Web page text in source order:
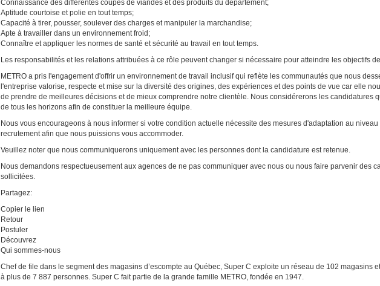
Connaissance des différentes coupes de viandes et des produits du département;
Aptitude courtoise et polie en tout temps;
Capacité à tirer, pousser, soulever des charges et manipuler la marchandise;
Apte à travailler dans un environnement froid;
Connaître et appliquer les normes de santé et sécurité au travail en tout temps.
Les responsabilités et les relations attribuées à ce rôle peuvent changer si nécessaire pour atteindre les objectifs de
METRO a pris l'engagement d'offrir un environnement de travail inclusif qui reflète les communautés que nous
l'entreprise valorise, respecte et mise sur la diversité des origines, des expériences et des points de vue car elle
de prendre de meilleures décisions et de mieux comprendre notre clientèle. Nous considérerons les candidatures
de tous les horizons afin de constituer la meilleure équipe.
Nous vous encourageons à nous informer si votre condition actuelle nécessite des mesures d'adaptation au
recrutement afin que nous puissions vous accommoder.
Veuillez noter que nous communiquerons uniquement avec les personnes dont la candidature est retenue.
Nous demandons respectueusement aux agences de ne pas communiquer avec nous ou nous faire parvenir des
sollicitées.
Partagez:
Copier le lien
Retour
Postuler
Découvrez
Qui sommes-nous
Chef de file dans le segment des magasins d’escompte au Québec, Super C exploite un réseau de 102 magasins
à plus de 7 887 personnes. Super C fait partie de la grande famille METRO, fondée en 1947.